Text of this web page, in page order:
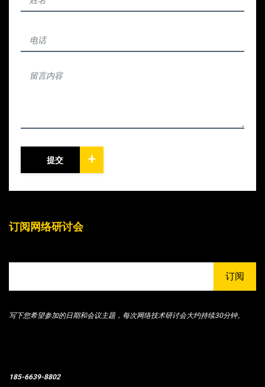
提交 +
订阅网络研讨会
订阅
写下您希望参加的日期和会议主题，每次网络技术研讨会大约持续30分钟。
185-6639-8802